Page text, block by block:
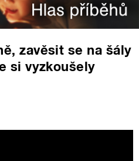
zavěsit se na šály
si vyzkoušely